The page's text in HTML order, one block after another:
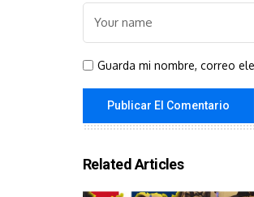
Guarda mi nombre, correo
Related Articles